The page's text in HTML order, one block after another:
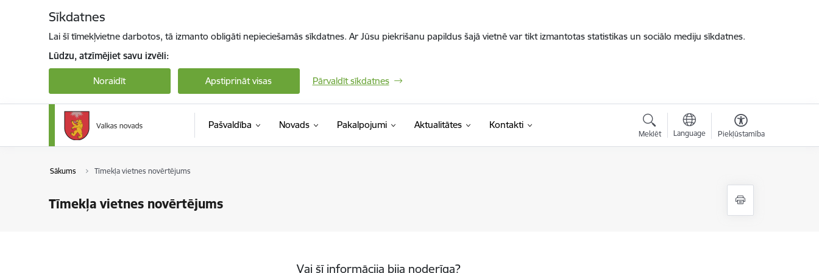
Sīkdatnes
Lai šī tīmekļvietne darbotos, tā izmanto obligāti nepieciešamās sīkdatnes. Ar Jūsu piekrišanu papildus šajā vietnē var tikt izmantotas statistikas un sociālo mediju sīkdatnes.
Lūdzu, atzīmējiet savu izvēli:
Noraidīt Apstiprināt visas Pārvaldīt sīkdatnes
Pašvaldība Novads Pakalpojumi Aktualitātes Kontakti
Meklēt Language Piekļūstamība
Sākums Tīmekļa vietnes novērtējums
Tīmekļa vietnes novērtējums
Vai šī informācija bija noderīga?